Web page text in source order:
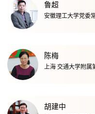
鲁超
安徽理工大学党委
陈梅
上海 交通大学附属
胡建中